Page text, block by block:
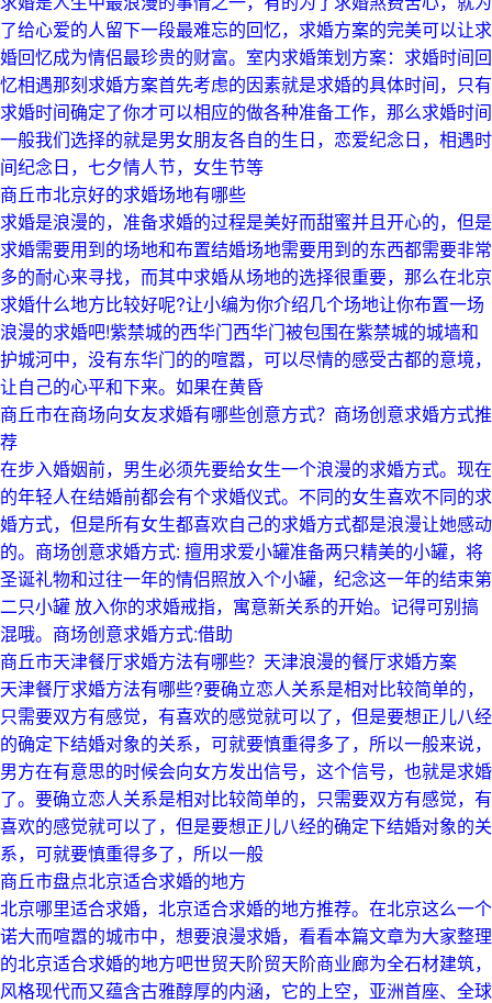
了给心爱的人留下一段最难忘的回忆，求婚方案的完美可以让求
婚回忆成为情侣最珍贵的财富。室内求婚策划方案：求婚时间回
忆相遇那刻求婚方案首先考虑的因素就是求婚的具体时间，只有
求婚时间确定了你才可以相应的做各种准备工作，那么求婚时间
一般我们选择的就是男女朋友各自的生日，恋爱纪念日，相遇时
间纪念日，七夕情人节，女生节等
商丘市北京好的求婚场地有哪些
求婚是浪漫的，准备求婚的过程是美好而甜蜜并且开心的，但是
求婚需要用到的场地和布置结婚场地需要用到的东西都需要非常
多的耐心来寻找，而其中求婚从场地的选择很重要，那么在北京
求婚什么地方比较好呢?让小编为你介绍几个场地让你布置一场
浪漫的求婚吧!紫禁城的西华门西华门被包围在紫禁城的城墙和
护城河中，没有东华门的的喧嚣，可以尽情的感受古都的意境，
让自己的心平和下来。如果在黄昏
商丘市在商场向女友求婚有哪些创意方式？商场创意求婚方式推
荐
在步入婚姻前，男生必须先要给女生一个浪漫的求婚方式。现在
的年轻人在结婚前都会有个求婚仪式。不同的女生喜欢不同的求
婚方式，但是所有女生都喜欢自己的求婚方式都是浪漫让她感动
的。商场创意求婚方式: 擅用求爱小罐准备两只精美的小罐，将
圣诞礼物和过往一年的情侣照放入个小罐，纪念这一年的结束第
二只小罐 放入你的求婚戒指，寓意新关系的开始。记得可别搞
混哦。商场创意求婚方式:借助
商丘市天津餐厅求婚方法有哪些？天津浪漫的餐厅求婚方案
天津餐厅求婚方法有哪些?要确立恋人关系是相对比较简单的，
只需要双方有感觉，有喜欢的感觉就可以了，但是要想正儿八经
的确定下结婚对象的关系，可就要慎重得多了，所以一般来说，
男方在有意思的时候会向女方发出信号，这个信号，也就是求婚
了。要确立恋人关系是相对比较简单的，只需要双方有感觉，有
喜欢的感觉就可以了，但是要想正儿八经的确定下结婚对象的关
系，可就要慎重得多了，所以一般
商丘市盘点北京适合求婚的地方
北京哪里适合求婚，北京适合求婚的地方推荐。在北京这么一个
诺大而喧嚣的城市中，想要浪漫求婚，看看本篇文章为大家整理
的北京适合求婚的地方吧世贸天阶贸天阶商业廊为全石材建筑，
风格现代而又蕴含古雅醇厚的内涵，它的上空，亚洲首座、全球